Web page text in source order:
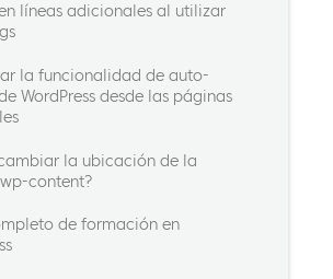
líneas adicionales al utilizar
la funcionalidad de auto-
WordPress desde las páginas
la ubicación de la
content?
de formación en